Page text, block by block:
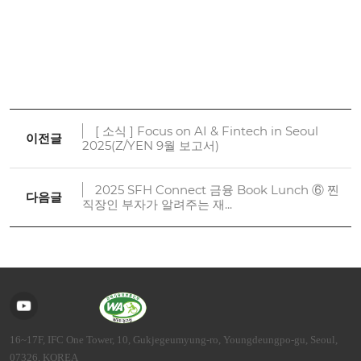
이전글
[ 소식 ] Focus on AI & Fintech in Seoul
2025(Z/YEN 9월 보고서)
다음글
2025 SFH Connect 금융 Book Lunch ⑥ 찐
직장인 부자가 알려주는 재...
16~17F, IFC One Tower, 10, Gukjegeumyung-ro, Youngdeungpo-gu, Seoul,
07326, KOREA